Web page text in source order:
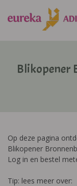
Blikopener
Op deze pagina
Blikopener
Log in en bestel
Tip: lees meer over: